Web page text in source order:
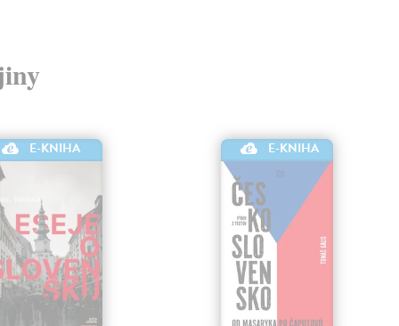
E-KNIHA E-KNIHA